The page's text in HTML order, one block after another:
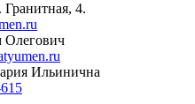
4.
Олегович
Ильинична